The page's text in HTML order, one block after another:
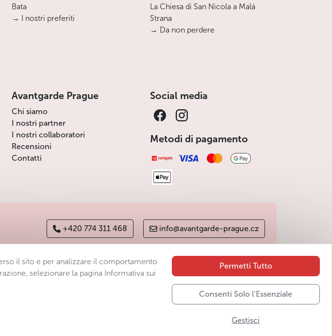
Bata
→ I nostri preferiti
La Chiesa di San Nicola a Malá
Strana
→ Da non perdere
Avantgarde Prague
Chi siamo
I nostri partner
I nostri collaboratori
Recensioni
Contatti
Social media
Metodi di pagamento
+420 774 311 468 info@avantgarde-prague.cz
Manage consent Sitemap
il sito e per analizzare il comportamento
selezionare la pagina Informativa sui
Permetti Tutto
Consenti Solo l’Essenziale
Gestisci